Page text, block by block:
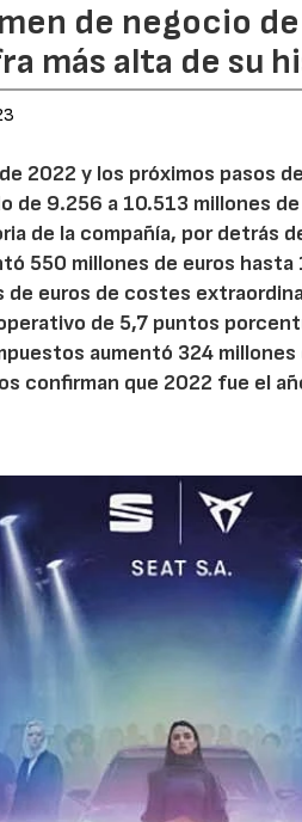
de negocio
más alta de su
2022 y los próximos pasos
de 9.256 a 10.513 millones
de la compañía, por detrás
550 millones de euros
de euros de costes
de 5,7 puntos
aumentó 324
confirman que 2022 fue el